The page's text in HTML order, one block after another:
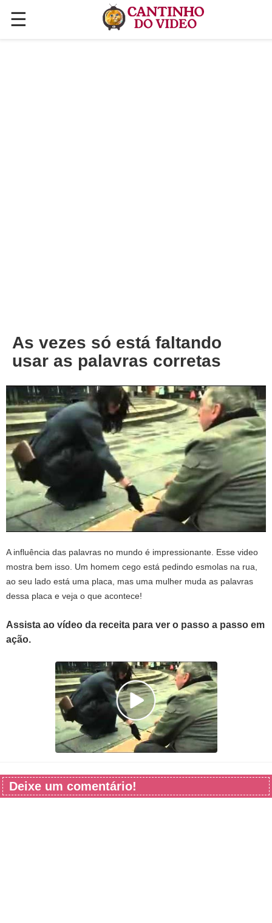
☰
✕
As vezes só está faltando
usar as palavras corretas
A influência das palavras no mundo é impressionante. Esse video
mostra bem isso. Um homem cego está pedindo esmolas na rua,
ao seu lado está uma placa, mas uma mulher muda as palavras
dessa placa e veja o que acontece!
Assista ao vídeo da receita para ver o passo a passo em
ação.
Deixe um comentário!